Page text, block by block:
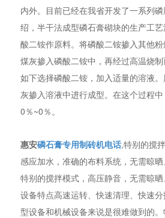
内外。目前已经在我省开发了一系列
绍，半干法成型磷石膏砌块的生产工
酸二铵作原料。将磷酸二铵掺入其他
煤灰掺入磷酸二铵中，再经过高温烧
如下选择磷酸二铵，加入适量的溶液
灰掺入溶液中进行成型。在这个过程
0％~0％。
惠安磷石膏专用制砖机电话,特别的搅
感应加水，准确的布料系统，无需晾晒
特别的搅拌模式，高压静音，无需晾晒
设备特点高速运转、快速清理、快速
型设备和机械设备来说是很难做到的。